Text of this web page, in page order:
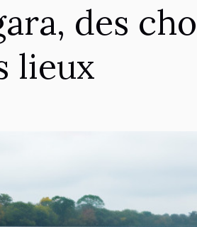
des
lieux